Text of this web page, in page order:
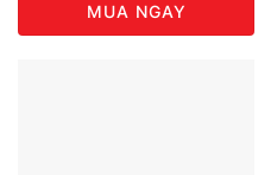
MUA NGAY